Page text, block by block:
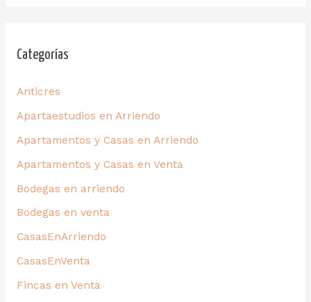
Categorías
Anticres
Apartaestudios en Arriendo
Apartamentos y Casas en Arriendo
Apartamentos y Casas en Venta
Bodegas en arriendo
Bodegas en venta
CasasEnArriendo
CasasEnVenta
Fincas en Venta